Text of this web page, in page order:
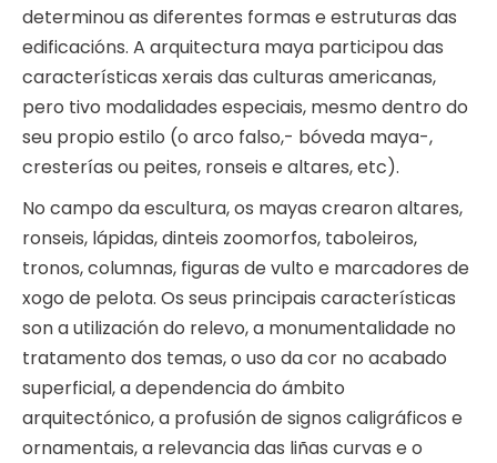
determinou as diferentes formas e estruturas das
edificacións. A arquitectura maya participou das
características xerais das culturas americanas,
pero tivo modalidades especiais, mesmo dentro do
seu propio estilo (o arco falso,- bóveda maya-,
cresterías ou peites, ronseis e altares, etc).
No campo da escultura, os mayas crearon altares,
ronseis, lápidas, dinteis zoomorfos, taboleiros,
tronos, columnas, figuras de vulto e marcadores de
xogo de pelota. Os seus principais características
son a utilización do relevo, a monumentalidade no
tratamento dos temas, o uso da cor no acabado
superficial, a dependencia do ámbito
arquitectónico, a profusión de signos caligráficos e
ornamentais, a relevancia das liñas curvas e o